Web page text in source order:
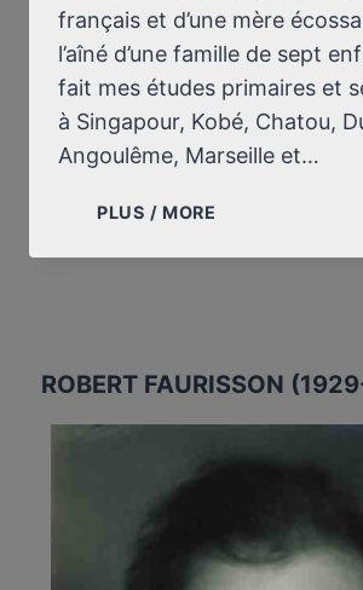
français et d’une mère
l’aîné d’une famille de sept
fait mes études primaires et
à Singapour, Kobé, Chatou,
Angoulême, Marseille et…
PLUS / MORE
À
ROBERT FAURISSON